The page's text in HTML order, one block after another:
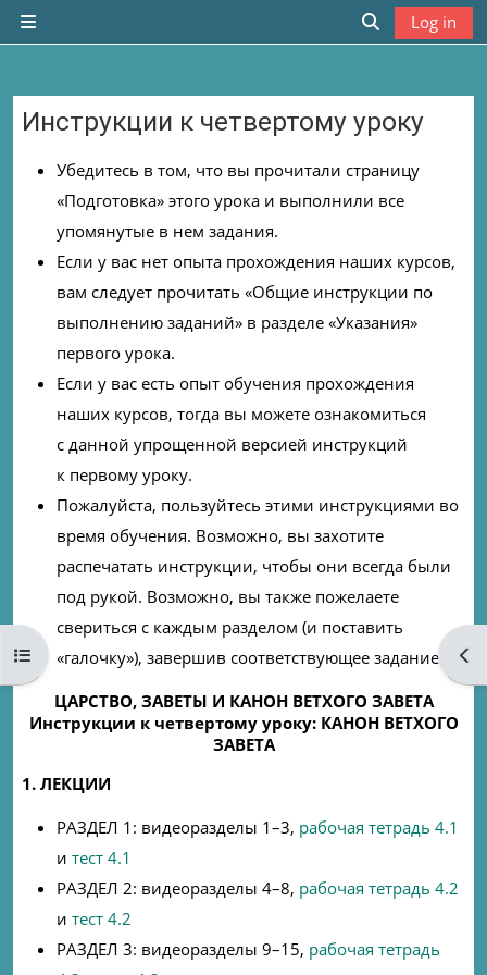
Skip to main content
Side panel
Toggle
Log in
Open course index
Инструкции к четвертому уроку
Убедитесь в том, что вы прочитали страницу
«Подготовка» этого урока и выполнили все
упомянутые в нем задания.
Если у вас нет опыта прохождения наших курсов,
вам следует прочитать «Общие инструкции по
выполнению заданий» в разделе «Указания»
первого урока.
Если у вас есть опыт обучения прохождения
наших курсов, тогда вы можете ознакомиться
с данной упрощенной версией инструкций
к первому уроку.
Пожалуйста, пользуйтесь этими инструкциями во
время обучения. Возможно, вы захотите
распечатать инструкции, чтобы они всегда были
под рукой. Возможно, вы также пожелаете
свериться с каждым разделом (и поставить
«галочку»), завершив соответствующее задание.
ЦАРСТВО, ЗАВЕТЫ И КАНОН ВЕТХОГО ЗАВЕТА
Инструкции к четвертому уроку: КАНОН ВЕТХОГО
ЗАВЕТА
1. ЛЕКЦИИ
РАЗДЕЛ 1: видеоразделы 1–3, рабочая тетрадь 4.1
и тест 4.1
РАЗДЕЛ 2: видеоразделы 4–8, рабочая тетрадь 4.2
и тест 4.2
РАЗДЕЛ 3: видеоразделы 9–15, рабочая тетрадь